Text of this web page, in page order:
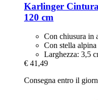
Karlinger
120 cm
Con chiusura in
Con stella
Larghezza: 3,5
€ 41,49
Consegna entro il